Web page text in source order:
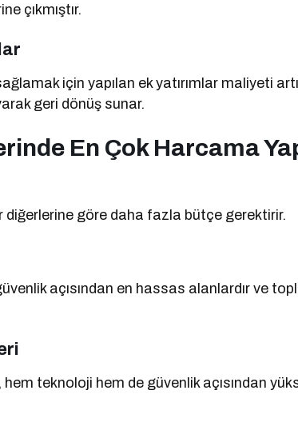
çıkmıştır.
için yapılan ek yatırımlar maliyeti
geri dönüş sunar.
En Çok Harcama
diğerlerine göre daha fazla bütçe gerektirir.
açısından en hassas alanlardır ve
teknoloji hem de güvenlik açısından